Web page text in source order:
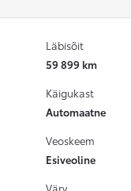
Läbisõit
59 899 km
Käigukast
Automaatne
Veoskeem
Esiveoline
Värv